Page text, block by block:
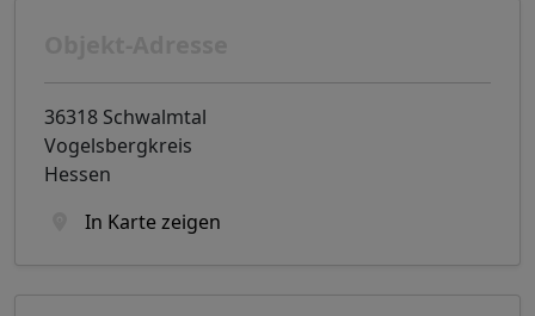
36318 Schwalmtal
Vogelsbergkreis
Hessen
In Karte zeigen